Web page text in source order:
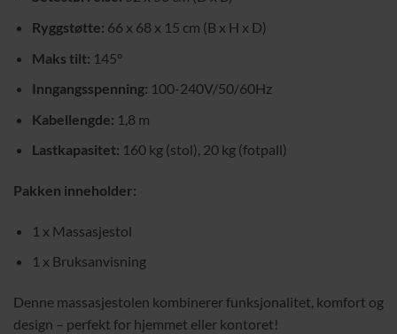
Ryggstøtte: 66 x 68 x 15 cm (B x H x D)
Maks tilt: 145°
Inngangsspenning: 100-240V/50/60Hz
Kabellengde: 1,8 m
Lastkapasitet: 160 kg (stol), 20 kg (fotpall)
Pakken inneholder:
1 x Massasjestol
1 x Bruksanvisning
Denne massasjestolen kombinerer funksjonalitet, komfort og
design – perfekt for hjemmet eller kontoret!